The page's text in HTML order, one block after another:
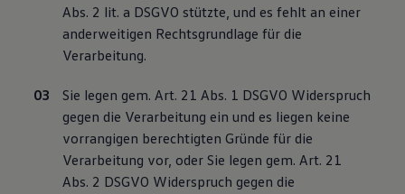
Abs. 2 lit. a DSGVO stützte, und es fehlt an einer
anderweitigen Rechtsgrundlage für die
Verarbeitung.
Sie legen gem. Art. 21 Abs. 1 DSGVO Widerspruch
gegen die Verarbeitung ein und es liegen keine
vorrangigen berechtigten Gründe für die
Verarbeitung vor, oder Sie legen gem. Art. 21
Abs. 2 DSGVO Widerspruch gegen die